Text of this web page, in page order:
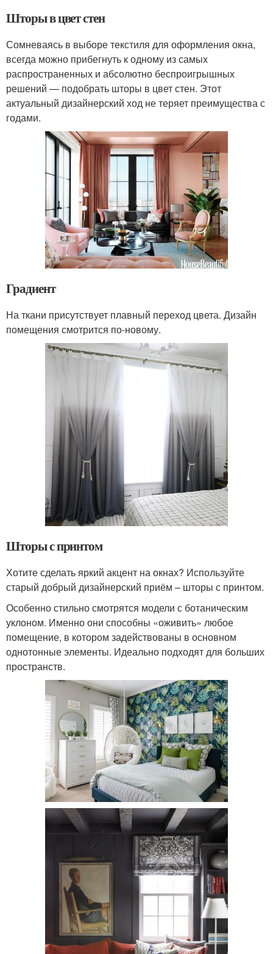
Шторы в цвет стен
Сомневаясь в выборе текстиля для оформления окна,
всегда можно прибегнуть к одному из самых
распространенных и абсолютно беспроигрышных
решений — подобрать шторы в цвет стен. Этот
актуальный дизайнерский ход не теряет преимущества с
годами.
Градиент
На ткани присутствует плавный переход цвета. Дизайн
помещения смотрится по-новому.
Шторы с принтом
Хотите сделать яркий акцент на окнах? Используйте
старый добрый дизайнерский приём – шторы с принтом.
Особенно стильно смотрятся модели с ботаническим
уклоном. Именно они способны «оживить» любое
помещение, в котором задействованы в основном
однотонные элементы. Идеально подходят для больших
пространств.